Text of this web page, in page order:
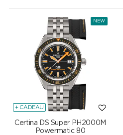
NEW
+ CADEAU
Certina DS Super PH2000M
Powermatic 80